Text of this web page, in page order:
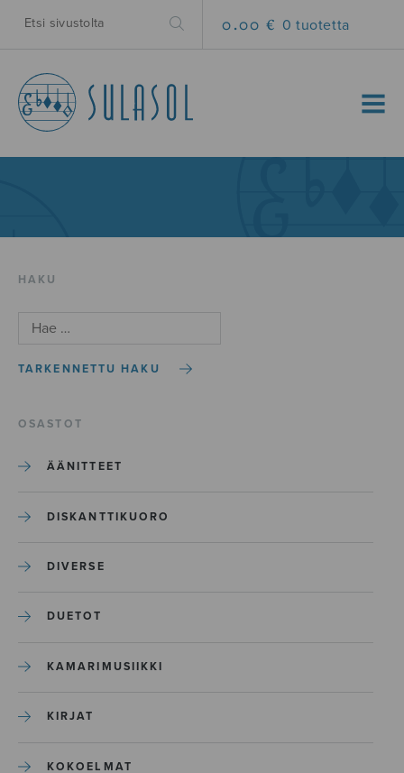
0.00 € 0 tuotetta
MENU
HAKU
TARKENNETTU HAKU
OSASTOT
ÄÄNITTEET
DISKANTTIKUORO
DIVERSE
DUETOT
KAMARIMUSIIKKI
KIRJAT
KOKOELMAT